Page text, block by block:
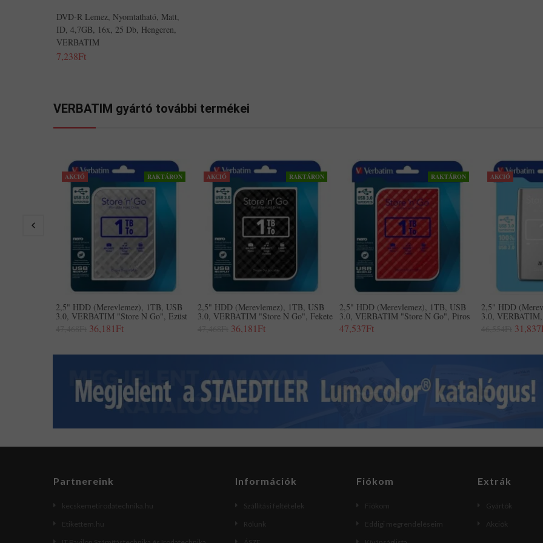
DVD-R Lemez, Nyomtatható, Matt,
ID, 4,7GB, 16x, 25 Db, Hengeren,
VERBATIM
7,238Ft
VERBATIM gyártó további termékei
AKCIÓ RAKTÁRON
2,5" HDD (merevlemez), 1TB, USB
3.0, VERBATIM "Store N Go", Ezüst
36,181Ft
AKCIÓ RAKTÁRON
2,5" HDD (merevlemez), 1TB, USB
3.0, VERBATIM "Store N Go", Fekete
36,181Ft
RAKTÁRON
2,5" HDD (merevlemez), 1TB, USB
3.0, VERBATIM "Store N Go", Piros
47,537Ft
AKCIÓ
2,5" HDD
3.0, VERBATIM,
Partnereink
kecskemetirodatechnika.hu
Etikettem.hu
Információk
Szállítási feltételek
Rólunk
Fiókom
Fiókom
Eddigi megrendeléseim
Extrák
Gyártók
Akciók